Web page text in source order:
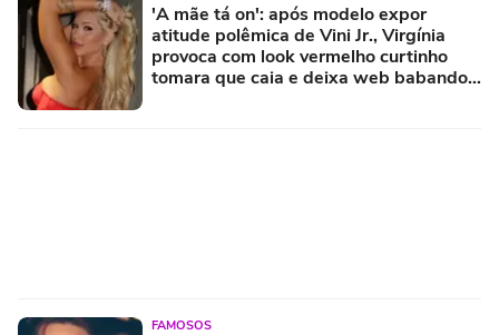
'A mãe tá on': após modelo expor
atitude polêmica de Vini Jr., Virgínia
provoca com look vermelho curtinho
tomara que caia e deixa web babando.
FAMOSOS